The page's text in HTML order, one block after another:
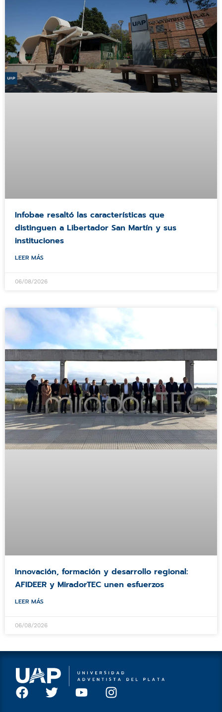
Infobae resaltó las características que
distinguen a Libertador San Martín y sus
instituciones
LEER MÁS
06/08/2026
Innovación, formación y desarrollo regional:
AFIDEER y MiradorTEC unen esfuerzos
LEER MÁS
06/08/2026
F
a
T
w
Y I
n